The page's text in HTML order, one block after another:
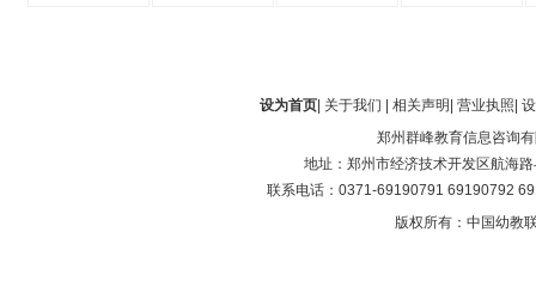
设为首页 关于我们 相关声明 营业执照
郑州群峰教育信息咨询
地址：郑州市经济技术开发区航海
联系电话：0371-69190791 69190792
版权所有：中国幼